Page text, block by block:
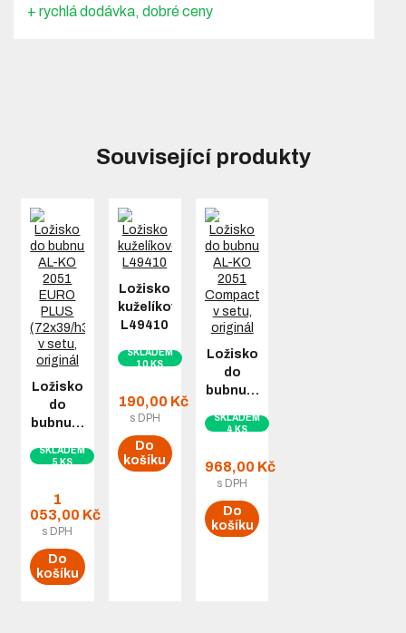
+ rychlá dodávka, dobré ceny
Související produkty
Ložisko
do
bubnu…
SKLADEM
5 KS
1
053,00 Kč
s DPH
Do
košíku
Ložisko
kuželíkové
L49410
SKLADEM
10 KS
190,00 Kč
s DPH
Do
košíku
Ložisko
do
bubnu…
SKLADEM
4 KS
968,00 Kč
s DPH
Do
košíku